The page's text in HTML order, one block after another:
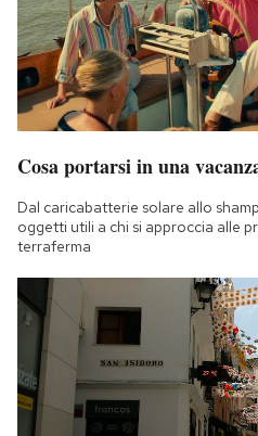
Cosa portarsi in una
Dal caricabatterie solare allo
oggetti utili a chi si approccia alle
terraferma